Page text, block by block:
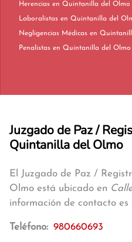
Herencias en Quintanilla del Olmo
Laboralistas en Quintanilla del
Negligencias Médicas
Penalistas en Quintanilla del Olmo
Juzgado de Paz /
Quintanilla del Olmo
El Juzgado de Paz /
Olmo está ubicado en
información de contacto es
Teléfono: 980660693